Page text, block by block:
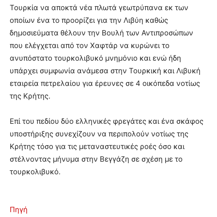
Τουρκία να αποκτά νέα πλωτά γεωτρύπανα εκ των
οποίων ένα το προορίζει για την Λιβύη καθώς
δημοσιεύματα θέλουν την Βουλή των Αντιπροσώπων
που ελέγχεται από τον Χαφτάρ να κυρώνει το
ανυπόστατο τουρκολιβυκό μνημόνιο και ενώ ήδη
υπάρχει συμφωνία ανάμεσα στην Τουρκική και Λιβυκή
εταιρεία πετρελαίου για έρευνες σε 4 οικόπεδα νοτίως
της Κρήτης.
Επί του πεδίου δύο ελληνικές φρεγάτες και ένα σκάφος
υποστήριξης συνεχίζουν να περιπολούν νοτίως της
Κρήτης τόσο για τις μεταναστευτικές ροές όσο και
στέλνοντας μήνυμα στην Βεγγάζη σε σχέση με το
τουρκολιβυκό.
Πηγή